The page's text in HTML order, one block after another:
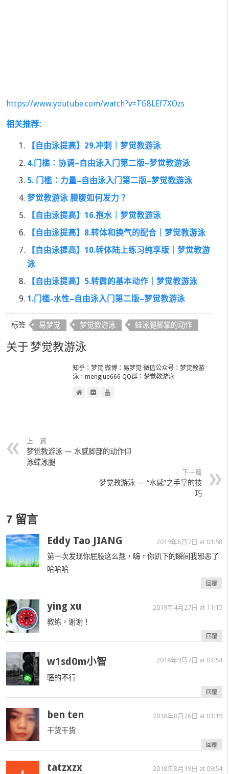
https://www.youtube.com/watch?v=TG8LEf7XOzs
相关推荐:
【自由泳提高】29.冲刺｜梦觉教游泳
4.门槛：协调–自由泳入门第二版–梦觉教游泳
5. 门槛：力量–自由泳入门第二版–梦觉教游泳
梦觉教游泳 腰腹如何发力？
【自由泳提高】16.抱水｜梦觉教游泳
【自由泳提高】8.转体和换气的配合｜梦觉教游泳
【自由泳提高】10.转体陆上练习纯享版｜梦觉教游
泳
【自由泳提高】5.转肩的基本动作｜梦觉教游泳
1.门槛-水性–自由泳入门第二版–梦觉教游泳
标签 易梦觉 梦觉教游泳 蛙泳腿脚掌的动作
关于 梦觉教游泳
知乎：梦觉 微博：易梦觉 微信公众号：梦觉教游
泳，mengjue666 QQ群：梦觉教游泳
上一篇
梦觉教游泳 — 水感脚部的动作仰
泳蝶泳腿
下一篇
梦觉教游泳 — “水感”之手掌的技
巧
7 留言
Eddy Tao JIANG 2019年8月7日 at 01:58
第一次发现你屁股这么翘，嗨，你趴下的瞬间我邪恶了
哈哈哈
回覆
ying xu 2019年4月27日 at 11:15
教练，谢谢！
回覆
w1sd0m小智 2018年9月7日 at 04:54
骚的不行
回覆
ben ten 2018年8月26日 at 01:19
干货干货
回覆
tatzxzx 2018年8月19日 at 09:54